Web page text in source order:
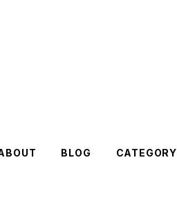
BLOG CATEGORY